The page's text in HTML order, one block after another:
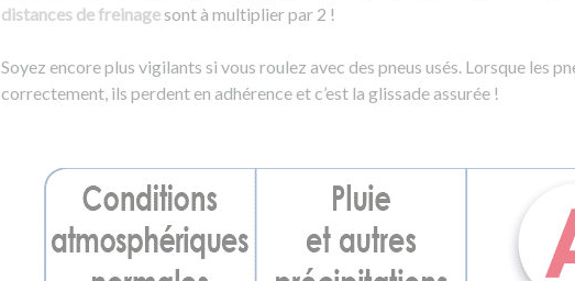
distances de freinage sont à multiplier par 2 !
Soyez encore plus vigilants si vous roulez avec des pneus usés. Lorsque les
correctement, ils perdent en adhérence et c’est la glissade assurée !